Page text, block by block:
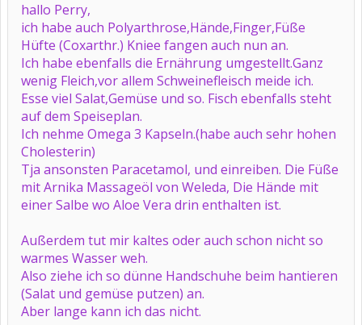
hallo Perry,
ich habe auch Polyarthrose,Hände,Finger,Füße
Hüfte (Coxarthr.) Kniee fangen auch nun an.
Ich habe ebenfalls die Ernährung umgestellt.Ganz
wenig Fleich,vor allem Schweinefleisch meide ich.
Esse viel Salat,Gemüse und so. Fisch ebenfalls steht
auf dem Speiseplan.
Ich nehme Omega 3 Kapseln.(habe auch sehr hohen
Cholesterin)
Tja ansonsten Paracetamol, und einreiben. Die Füße
mit Arnika Massageöl von Weleda, Die Hände mit
einer Salbe wo Aloe Vera drin enthalten ist.
Außerdem tut mir kaltes oder auch schon nicht so
warmes Wasser weh.
Also ziehe ich so dünne Handschuhe beim hantieren
(Salat und gemüse putzen) an.
Aber lange kann ich das nicht.